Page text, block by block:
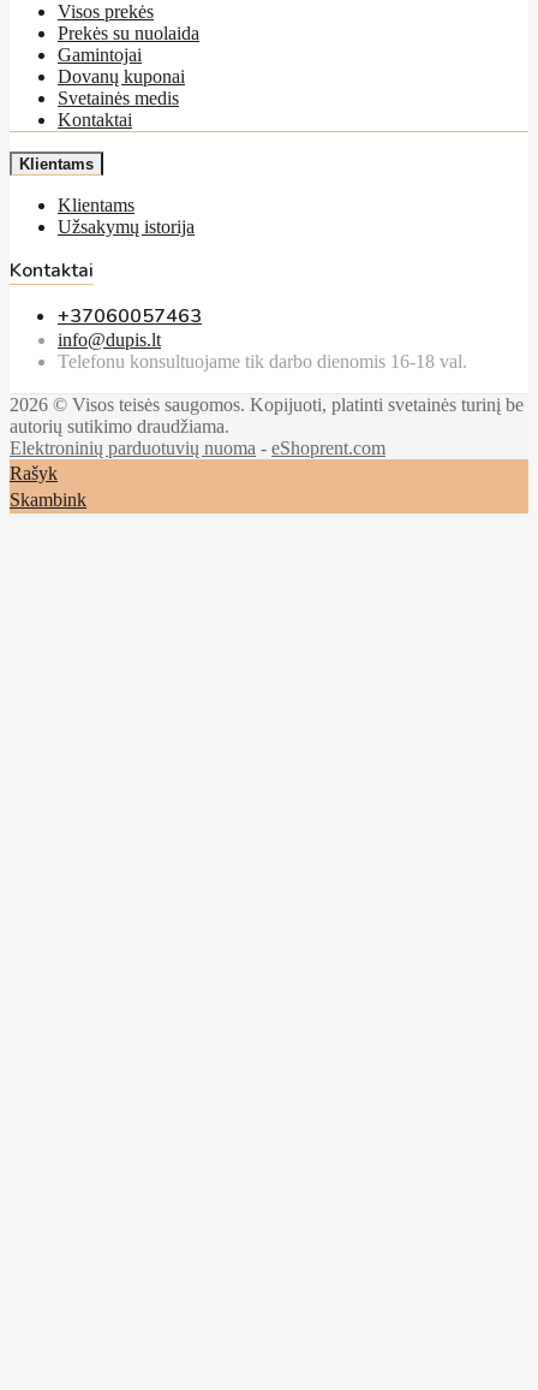
Visos prekės
Prekės su nuolaida
Gamintojai
Dovanų kuponai
Svetainės medis
Kontaktai
Klientams
Klientams
Užsakymų istorija
Kontaktai
+37060057463
info@dupis.lt
Telefonu konsultuojame tik darbo dienomis 16-18 val.
2026 © Visos teisės saugomos. Kopijuoti, platinti svetainės turinį be
autorių sutikimo draudžiama.
Elektroninių parduotuvių nuoma - eShoprent.com
Rašyk
Skambink